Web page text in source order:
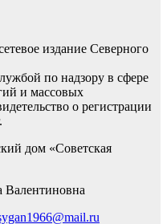
издание Северного
по надзору в сфере
и массовых
о регистрации
дом «Советская
Валентиновна